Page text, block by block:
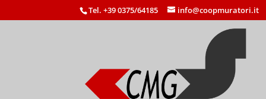
Tel. +39 0375/64185 info@coopmuratori.it